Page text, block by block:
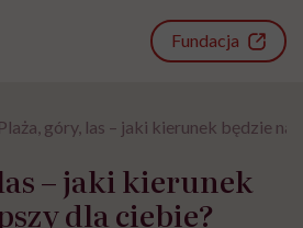
Fundacja
Plaża, góry, las – jaki kierunek będzie
– jaki kierunek
dla ciebie?